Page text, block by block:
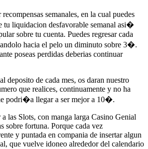
semanales, en la cual puedes
tu liquidacion desfavorable semanal asi�
sobre tu cuenta. Puedes regresar cada
hacia el pelo un diminuto sobre 3�.
poseas perdidas deberias continuar
deposito de cada mes, os daran nuestro
que realices, continuamente y no ha
podri�a llegar a ser mejor a 10�.
las Slots, con manga larga Casino Genial
sobre fortuna. Porque cada vez
y puntada en compania de insertar algun
que vuelve idoneo alrededor del calendario